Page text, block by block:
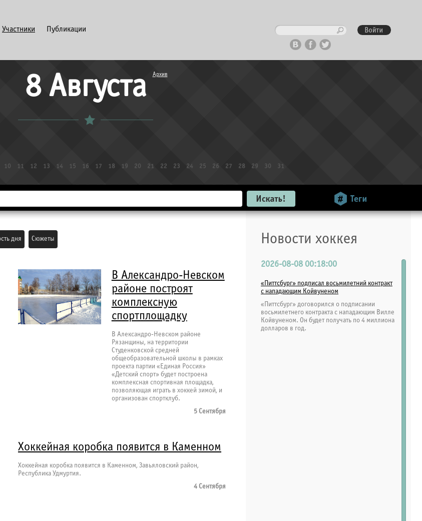
Участники Публикации
Архив
8 Августа
10 11 12 13 14 15 16 17 18 19 20 21 22 23 24 25 26 27 28 29 30 31
дня Сюжеты Новости хоккея
В Александро-Невском
районе построят
комплексную
спортплощадку
В Александро-Невском районе
Рязанщины, на территории
Студенковской средней
общеобразовательной школы в рамках
проекта партии «Единая Россия»
«Детский спорт» будет построена
комплексная спортивная площадка,
позволяющая играть в хоккей зимой, и
организован спортклуб.
5 Сентября
Хоккейная коробка появится в Каменном
Хоккейная коробка появится в Каменном, Завьяловский район,
Республика Удмуртия.
4 Сентября
2026-08-08 00:18:00
«Питтсбург» подписал восьмилетний контракт
с нападающим Койвуненом
«Питтсбург» договорился о подписании
восьмилетнего контракта с нападающим Вилле
Койвуненом. Он будет получать по 4 миллиона
долларов в год.